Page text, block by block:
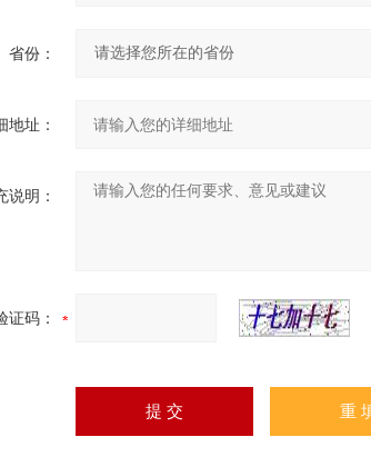
省份：
地址：
说明：
证码：